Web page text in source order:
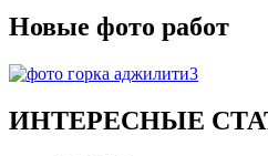
Новые фото работ
ИНТЕРЕСНЫЕ